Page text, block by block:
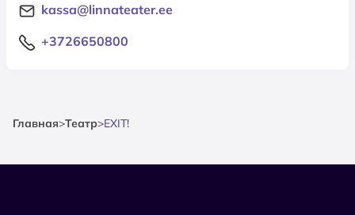
kassa@linnateater.ee
+3726650800
Главная>Театр>EXIT!